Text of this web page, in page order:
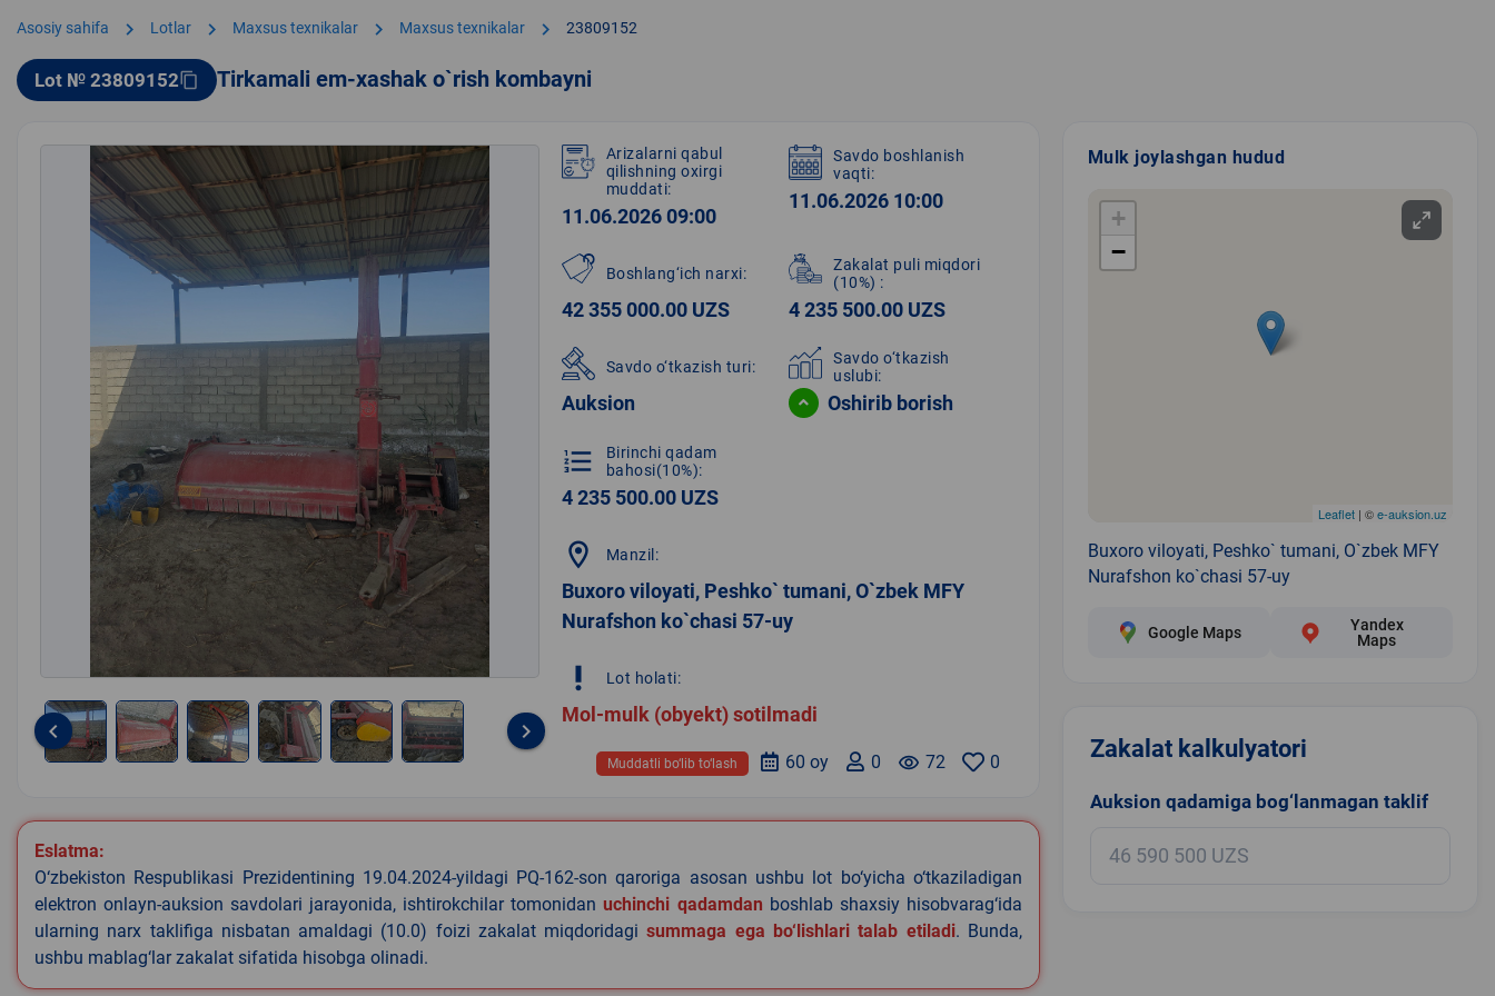
Asosiy sahifa chevron_right Lotlar chevron_right Maxsus texnikalar chevron_right Maxsus texnikalar chevron_right 23809152
Lot № 23809152content_copy Tirkamali em-xashak o`rish kombayni
of
6
keyboard_arrow_left keyboard_arrow_right
Arizalarni qabul
qilishning oxirgi
muddati:
11.06.2026 09:00
Savdo boshlanish
vaqti:
11.06.2026 10:00
Boshlang‘ich narxi:
42 355 000.00 UZS
Zakalat puli miqdori
(10%) :
4 235 500.00 UZS
Savdo o‘tkazish turi:
Auksion
Savdo o‘tkazish
uslubi:
Oshirib borish
format_list_numbered
Birinchi qadam
bahosi(10%):
4 235 500.00 UZS
location_on Manzil:
Buxoro viloyati, Peshko` tumani, O`zbek MFY
Nurafshon ko`chasi 57-uy
priority_high Lot holati:
Mol-mulk (obyekt) sotilmadi
0
remove_red_eye 72
0
60 oy
Muddatli bo‘lib to‘lash
Eslatma:
O‘zbekiston Respublikasi Prezidentining 19.04.2024-yildagi PQ-162-son qaroriga asosan ushbu lot bo‘yicha o‘tkaziladigan
elektron onlayn-auksion savdolari jarayonida, ishtirokchilar tomonidanuchinchi qadamdan boshlab shaxsiy hisobvarag‘ida
ularning narx taklifiga nisbatan amaldagi (10.0) foizi zakalat miqdoridagisummaga ega bo‘lishlari talab etiladi. Bunda,
ushbu mablag‘lar zakalat sifatida hisobga olinadi.
Mulk joylashgan hudud
+
−
Leaflet| ©e-auksion.uz
Buxoro viloyati, Peshko` tumani, O`zbek MFY
Nurafshon ko`chasi 57-uy
Google Maps
Yandex
Maps
Zakalat kalkulyatori
Auksion qadamiga bog‘lanmagan taklif